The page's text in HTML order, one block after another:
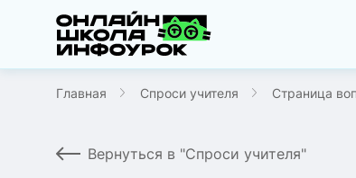
Главная Спроси учителя Страница
Вернуться в "Спроси учителя"